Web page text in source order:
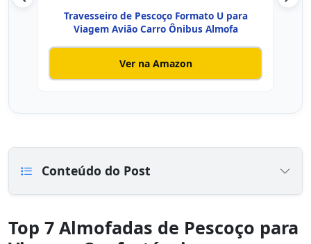
Travesseiro de Pescoço Formato U para
Viagem Avião Carro Ônibus Almofa
Ver na Amazon
Conteúdo do Post
Top 7 Almofadas de Pescoço para